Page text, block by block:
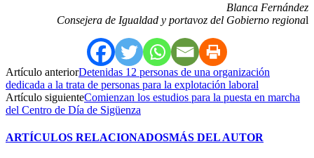
Blanca Fernández
Consejera de Igualdad y portavoz del Gobierno regional
Artículo anteriorDetenidas 12 personas de una organización
dedicada a la trata de personas para la explotación laboral
Artículo siguienteComienzan los estudios para la puesta en marcha
del Centro de Día de Sigüenza
ARTÍCULOS RELACIONADOSMÁS DEL AUTOR